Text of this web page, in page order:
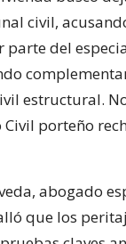
civil,
parte del
estructural.
Civil porteño
abogado
que los